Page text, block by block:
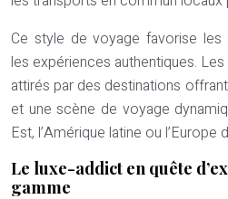
Ce style de voyage favorise
les expériences authentiques.
attirés par des destinations
et une scène de voyage
Est, l’Amérique latine ou l’Europe
Le luxe-addict en quête
gamme